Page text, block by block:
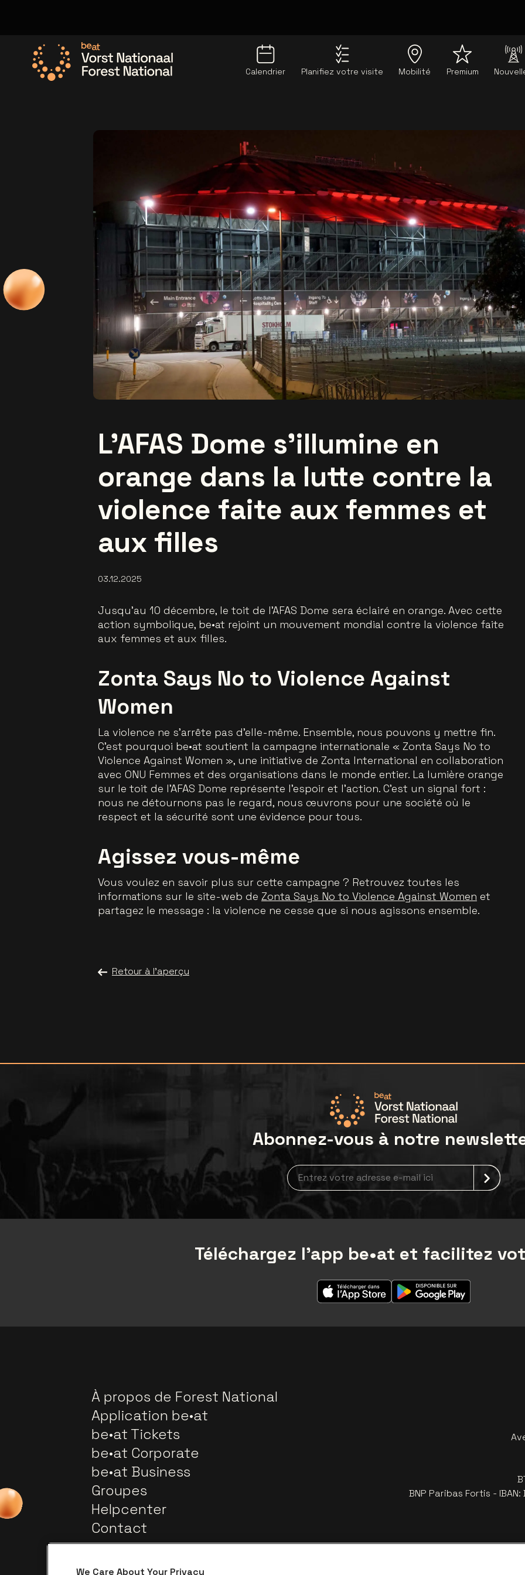
Calendrier Planifiez votre visite Mobilité Premium
L’AFAS Dome s’illumine en
orange dans la lutte contre la
violence faite aux femmes et
aux filles
03.12.2025
Jusqu’au 10 décembre, le toit de l’AFAS Dome sera éclairé en orange. Avec cette
action symbolique, be•at rejoint un mouvement mondial contre la violence faite
aux femmes et aux filles.
Zonta Says No to Violence Against
Women
La violence ne s’arrête pas d’elle-même. Ensemble, nous pouvons y mettre fin.
C’est pourquoi be•at soutient la campagne internationale « Zonta Says No to
Violence Against Women », une initiative de Zonta International en collaboration
avec ONU Femmes et des organisations dans le monde entier. La lumière orange
sur le toit de l’AFAS Dome représente l’espoir et l’action. C’est un signal fort :
nous ne détournons pas le regard, nous œuvrons pour une société où le
respect et la sécurité sont une évidence pour tous.
Agissez vous-même
Vous voulez en savoir plus sur cette campagne ? Retrouvez toutes les
informations sur le site-web de Zonta Says No to Violence Against Women et
partagez le message : la violence ne cesse que si nous agissons ensemble.
Retour à l'aperçu
Abonnez-vous à notre
Inscription à la newsletter
Téléchargez l'app be•at et facilitez
À propos de Forest National
Application be•at
be•at Tickets
be•at Corporate
be•at Business
Groupes
Helpcenter
Contact
BNP Paribas Fortis -
We Care About Your Privacy